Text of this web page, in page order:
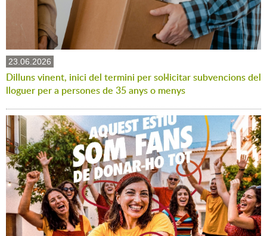
23.06.2026
Dilluns vinent, inici del termini per sol·licitar subvencions del
lloguer per a persones de 35 anys o menys